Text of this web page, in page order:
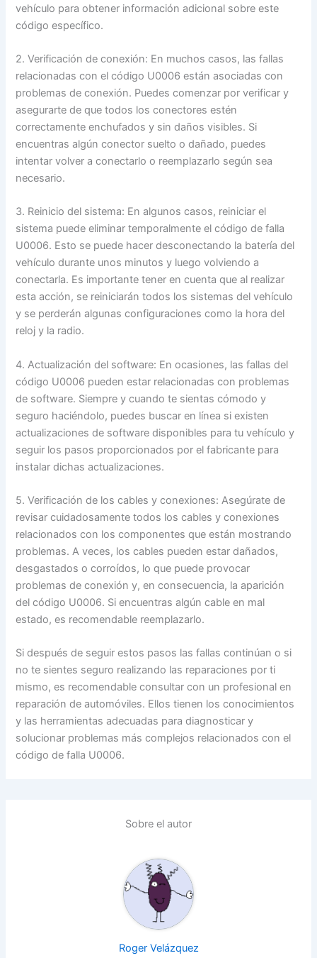
vehículo para obtener información adicional sobre este
código específico.
2. Verificación de conexión: En muchos casos, las fallas
relacionadas con el código U0006 están asociadas con
problemas de conexión. Puedes comenzar por verificar y
asegurarte de que todos los conectores estén
correctamente enchufados y sin daños visibles. Si
encuentras algún conector suelto o dañado, puedes
intentar volver a conectarlo o reemplazarlo según sea
necesario.
3. Reinicio del sistema: En algunos casos, reiniciar el
sistema puede eliminar temporalmente el código de falla
U0006. Esto se puede hacer desconectando la batería del
vehículo durante unos minutos y luego volviendo a
conectarla. Es importante tener en cuenta que al realizar
esta acción, se reiniciarán todos los sistemas del vehículo
y se perderán algunas configuraciones como la hora del
reloj y la radio.
4. Actualización del software: En ocasiones, las fallas del
código U0006 pueden estar relacionadas con problemas
de software. Siempre y cuando te sientas cómodo y
seguro haciéndolo, puedes buscar en línea si existen
actualizaciones de software disponibles para tu vehículo y
seguir los pasos proporcionados por el fabricante para
instalar dichas actualizaciones.
5. Verificación de los cables y conexiones: Asegúrate de
revisar cuidadosamente todos los cables y conexiones
relacionados con los componentes que están mostrando
problemas. A veces, los cables pueden estar dañados,
desgastados o corroídos, lo que puede provocar
problemas de conexión y, en consecuencia, la aparición
del código U0006. Si encuentras algún cable en mal
estado, es recomendable reemplazarlo.
Si después de seguir estos pasos las fallas continúan o si
no te sientes seguro realizando las reparaciones por ti
mismo, es recomendable consultar con un profesional en
reparación de automóviles. Ellos tienen los conocimientos
y las herramientas adecuadas para diagnosticar y
solucionar problemas más complejos relacionados con el
código de falla U0006.
Sobre el autor
Roger Velázquez